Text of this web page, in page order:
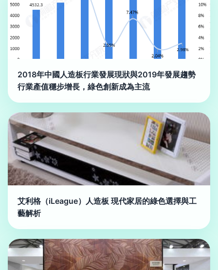
2018年中國人造板行業發展現狀與2019年發展趨勢
行業產值穩步增長，綠色創新成為主流
艾利格（iLeague）人造板 現代家居的綠色選擇與工
藝解析